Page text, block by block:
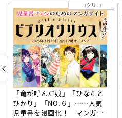
「竜が呼んだ娘」「ひなたと
ひかり」「NO.６」……人気
児童書を漫画化！ マンガサ
コクリコ